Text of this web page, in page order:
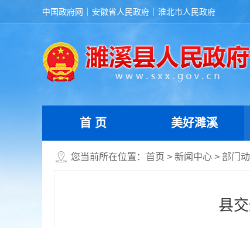
中国政府网 安徽省人民政府 淮北市人民政府
首 页 美好濉溪
您当前所在位置： 首页 > 新闻中心 > 部门
县